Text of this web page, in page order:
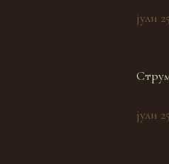
јули
јули